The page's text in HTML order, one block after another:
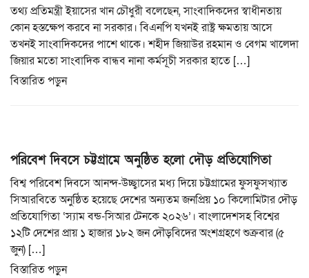
তথ্য প্রতিমন্ত্রী ইয়াসের খান চৌধুরী বলেছেন, সাংবাদিকদের স্বাধীনতায়
কোন হস্তক্ষেপ করবে না সরকার। বিএনপি যখনই রাষ্ট্র ক্ষমতায় আসে
তখনই সাংবাদিকদের পাশে থাকে। শহীদ জিয়াউর রহমান ও বেগম খালেদা
জিয়ার মতো সাংবাদিক বান্ধব নানা কর্মসূচী সরকার হাতে […]
বিস্তারিত পড়ুন
পরিবেশ দিবসে চট্টগ্রামে অনুষ্ঠিত হলো দৌড় প্রতিযোগিতা
বিশ্ব পরিবেশ দিবসে আনন্দ-উচ্ছ্বাসের মধ্য দিয়ে চট্টগ্রামের ফুসফুসখ্যাত
সিআরবিতে অনুষ্ঠিত হয়েছে দেশের অন্যতম জনপ্রিয় ১০ কিলোমিটার দৌড়
প্রতিযোগিতা ‘স্যাম বন্ড-সিআর টেনকে ২০২৬’। বাংলাদেশসহ বিশ্বের
১২টি দেশের প্রায় ১ হাজার ১৮২ জন দৌড়বিদের অংশগ্রহণে শুক্রবার (৫
জুন) […]
বিস্তারিত পড়ুন